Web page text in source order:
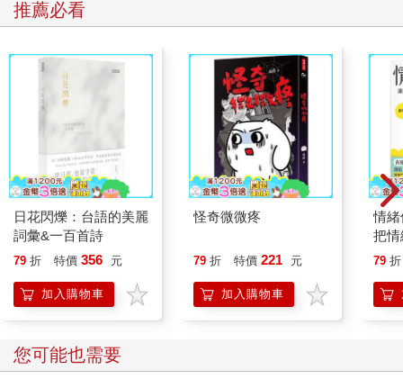
推薦必看
日花閃爍：台語的美麗
詞彙&一百首詩
79 折 特價 356 元
加入購物車
怪奇微微疼
79 折 特價 221 元
加入購物車
情
把
誰
79 折
您可能也需要